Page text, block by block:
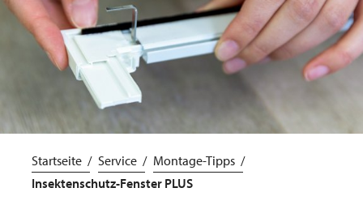
Startseite Service
Montage-Tipps
Insektenschutz-Fenster PLUS